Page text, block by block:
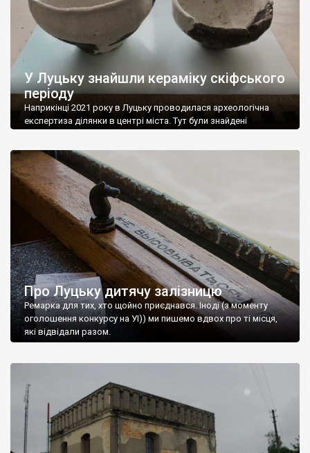
У Луцьку знайшли кераміку скіфського
періоду
Наприкінці 2021 року в Луцьку проводилася археологічна
експертиза ділянки в центрі міста. Тут були знайдені
науковий співробітник охоронної археологічної служби
України Віктор Баюк в Facebook. Знахідки виявили на місці
знесеної історичної садиби за адресою: вул. Ярощука, 12. “В
останні дні […]
Про Луцьку дитячу залізницю
Ремарка для тих, хто щойно приєднався. Іноді (з моменту
оголошення конкурсу на УІ)) ми пишемо вдвох про ті місця,
які відвідали разом.